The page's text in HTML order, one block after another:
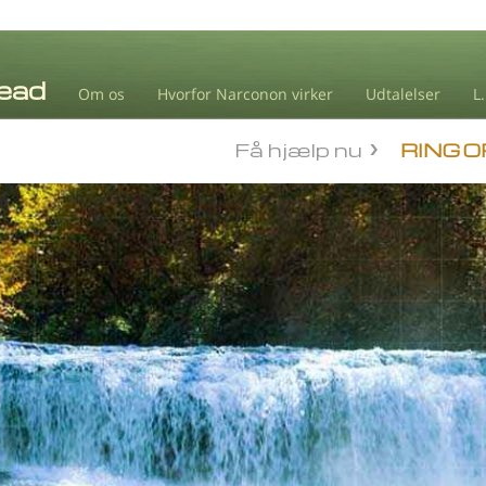
Om os Hvorfor Narconon virker Udtalelser
RING
Få hjælp nu